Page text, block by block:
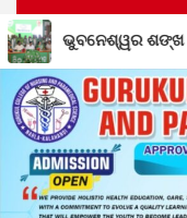
ମିଶ୍ରଣ ପର୍ବ; ସାମିଲ